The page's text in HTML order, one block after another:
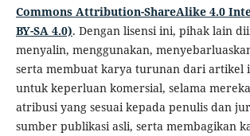
Commons Attribution-ShareAlike 4.0
BY-SA 4.0). Dengan lisensi ini, pihak lain
menyalin, menggunakan,
serta membuat karya turunan dari artikel
untuk keperluan komersial, selama
atribusi yang sesuai kepada penulis dan
sumber publikasi asli, serta membagikan